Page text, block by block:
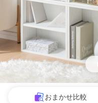
おまかせ比較